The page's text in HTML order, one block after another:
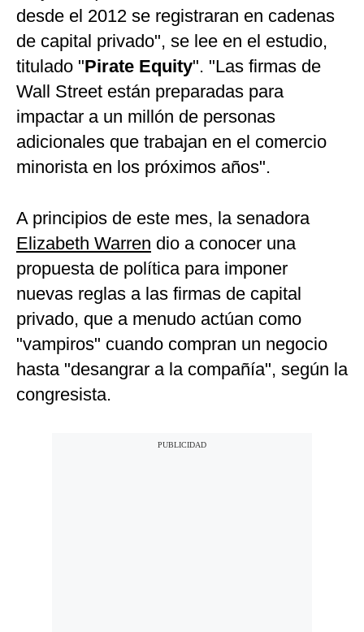
desde el 2012 se registraran en cadenas
de capital privado", se lee en el estudio,
titulado "Pirate Equity". "Las firmas de
Wall Street están preparadas para
impactar a un millón de personas
adicionales que trabajan en el comercio
minorista en los próximos años".
A principios de este mes, la senadora
Elizabeth Warren dio a conocer una
propuesta de política para imponer
nuevas reglas a las firmas de capital
privado, que a menudo actúan como
"vampiros" cuando compran un negocio
hasta "desangrar a la compañía", según la
congresista.